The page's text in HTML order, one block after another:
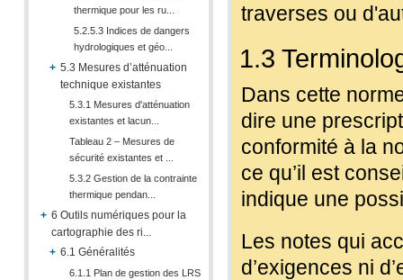
thermique pour les ru...
5.2.5.3 Indices de dangers
hydrologiques et géo...
+ 5.3 Mesures d’atténuation
technique existantes
5.3.1 Mesures d'atténuation
existantes et lacun...
Tableau 2 – Mesures de
sécurité existantes et ...
5.3.2 Gestion de la contrainte
thermique pendan...
+ 6 Outils numériques pour la
cartographie des ri...
+ 6.1 Généralités
6.1.1 Plan de gestion des LRS
traverses ou
1.3
Dans cette
dire une
conformité à la
ce qu’il est
indique une
Les notes qui
d’exigences ni